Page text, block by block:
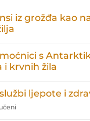
iz grožđa kao
s
i krvnih žila
ljepote i